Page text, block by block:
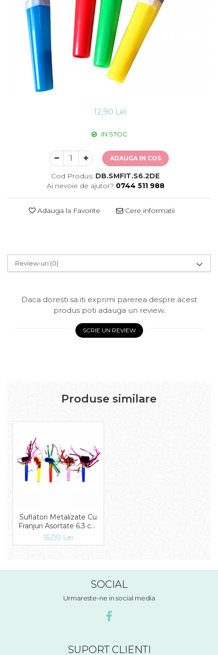
Suflatori
Farfurii,pahare & servetele
Ornamente sala
Confetti
Accesorii Baloane
Prima aniversare
12,90 Lei
IN STOC
ADAUGA IN COS
Cod Produs: DB.SMFIT.S6.2DE
Ai nevoie de ajutor? 0744 511 988
Adauga la Favorite Cere informatii
Review-uri (0)
Daca doresti sa iti exprimi parerea despre acest
produs poti adauga un review.
SCRIE UN REVIEW
Produse similare
Suflatori Metalizate Cu
Franjuri Asortate 6.3 cm
set 8 buc
DB.SMFIT.S.FOLIE.FR
15,00 Lei
SOCIAL
Urmareste-ne in social media
SUPORT CLIENTI